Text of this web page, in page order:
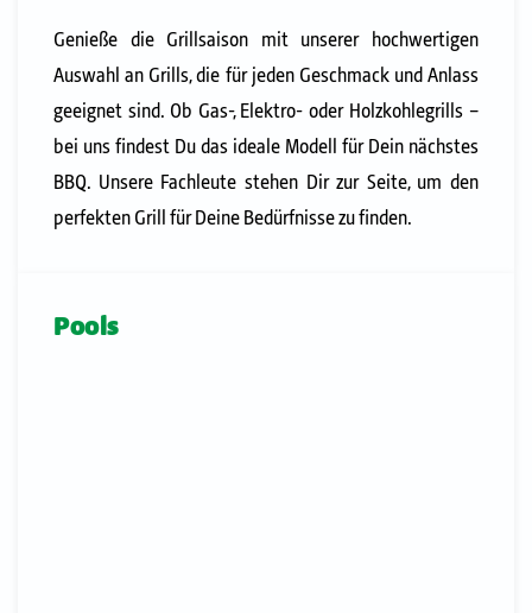
Genieße die Grillsaison mit unserer hochwertigen
Auswahl an Grills, die für jeden Geschmack und Anlass
geeignet sind. Ob Gas-, Elektro- oder Holzkohlegrills –
bei uns findest Du das ideale Modell für Dein nächstes
BBQ. Unsere Fachleute stehen Dir zur Seite, um den
perfekten Grill für Deine Bedürfnisse zu finden.
Pools